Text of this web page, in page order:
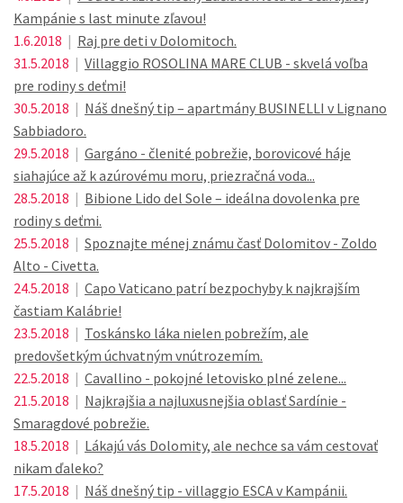
Kampánie s last minute zľavou!
1.6.2018 | Raj pre deti v Dolomitoch.
31.5.2018 | Villaggio ROSOLINA MARE CLUB - skvelá voľba
pre rodiny s deťmi!
30.5.2018 | Náš dnešný tip – apartmány BUSINELLI v Lignano
Sabbiadoro.
29.5.2018 | Gargáno - členité pobrežie, borovicové háje
siahajúce až k azúrovému moru, priezračná voda...
28.5.2018 | Bibione Lido del Sole – ideálna dovolenka pre
rodiny s deťmi.
25.5.2018 | Spoznajte ménej známu časť Dolomitov - Zoldo
Alto - Civetta.
24.5.2018 | Capo Vaticano patrí bezpochyby k najkrajším
častiam Kalábrie!
23.5.2018 | Toskánsko láka nielen pobrežím, ale
predovšetkým úchvatným vnútrozemím.
22.5.2018 | Cavallino - pokojné letovisko plné zelene...
21.5.2018 | Najkrajšia a najluxusnejšia oblasť Sardínie -
Smaragdové pobrežie.
18.5.2018 | Lákajú vás Dolomity, ale nechce sa vám cestovať
nikam ďaleko?
17.5.2018 | Náš dnešný tip - villaggio ESCA v Kampánii.